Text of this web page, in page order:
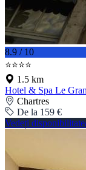
8.9 / 10
⭐⭐⭐⭐
1.5 km
Hotel & Spa Le
Chartres
De la 159 €
Vedeți